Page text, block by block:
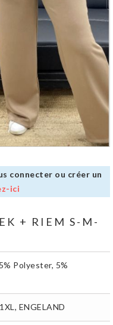
connecter ou créer un
ici
+ RIEM S-M-
Polyester, 5%
ENGELAND